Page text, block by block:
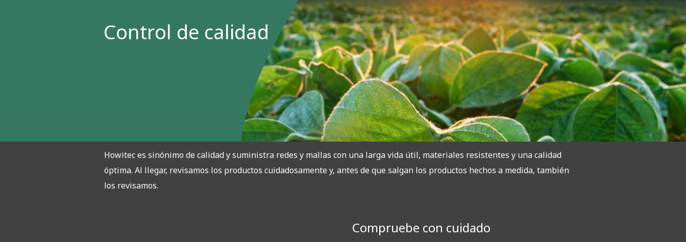
Control de calidad
Howitec es sinónimo de calidad y suministra redes y mallas con una larga vida útil, materiales resistentes y una calidad
óptima. Al llegar, revisamos los productos cuidadosamente y, antes de que salgan los productos hechos a medida, también
los revisamos.
Compruebe con cuidado